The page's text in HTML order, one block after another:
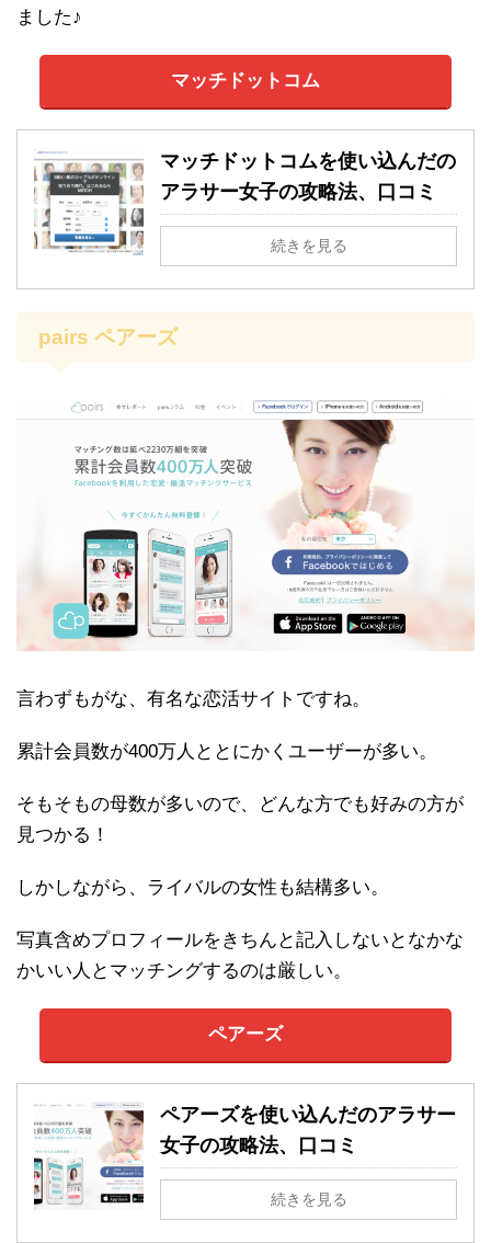
ました♪
マッチドットコム
マッチドットコムを使い込んだの
アラサー女子の攻略法、口コミ
続きを見る
pairs ペアーズ
言わずもがな、有名な恋活サイトですね。
累計会員数が400万人ととにかくユーザーが多い。
そもそもの母数が多いので、どんな方でも好みの方が
見つかる！
しかしながら、ライバルの女性も結構多い。
写真含めプロフィールをきちんと記入しないとなかな
かいい人とマッチングするのは厳しい。
ペアーズ
ペアーズを使い込んだのアラサー
女子の攻略法、口コミ
続きを見る